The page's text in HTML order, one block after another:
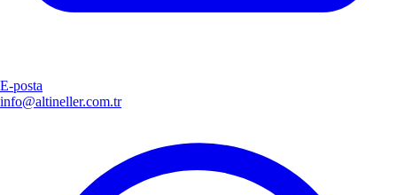
E-posta
info@altineller.com.tr